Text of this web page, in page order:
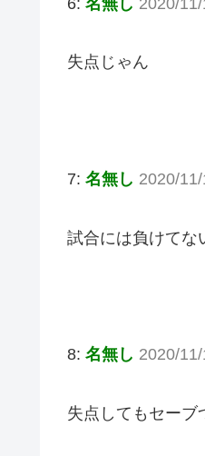
6: 名無し 2020/
失点じゃん
7: 名無し 2020/
試合には負けてな
8: 名無し 2020/
失点してもセーブ